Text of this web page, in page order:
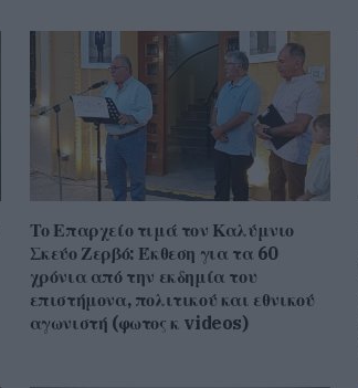
Το Επαρχείο τιμά τον Καλύμνιο
Σκεύο Ζερβό: Έκθεση για τα 60
χρόνια από την εκδημία του
επιστήμονα, πολιτικού και εθνικού
αγωνιστή (φωτος κ videos)